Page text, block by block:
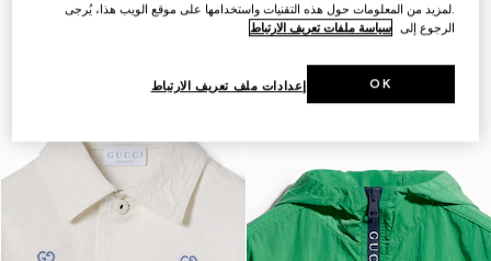
.لمزيد من المعلومات حول هذه التقنيات واستخدامها على موقع الويب هذا، يُرجى
الرجوع إلى سياسة ملفات تعريف الارتباط
إعدادات ملف تعريف الارتباط OK